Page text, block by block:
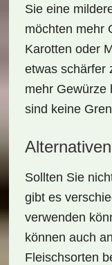
Sie eine
möchten mehr
Karotten oder
etwas schärfer
mehr Gewürze
sind keine
Sollten Sie
gibt es
verwenden
können auch
Fleischsorten